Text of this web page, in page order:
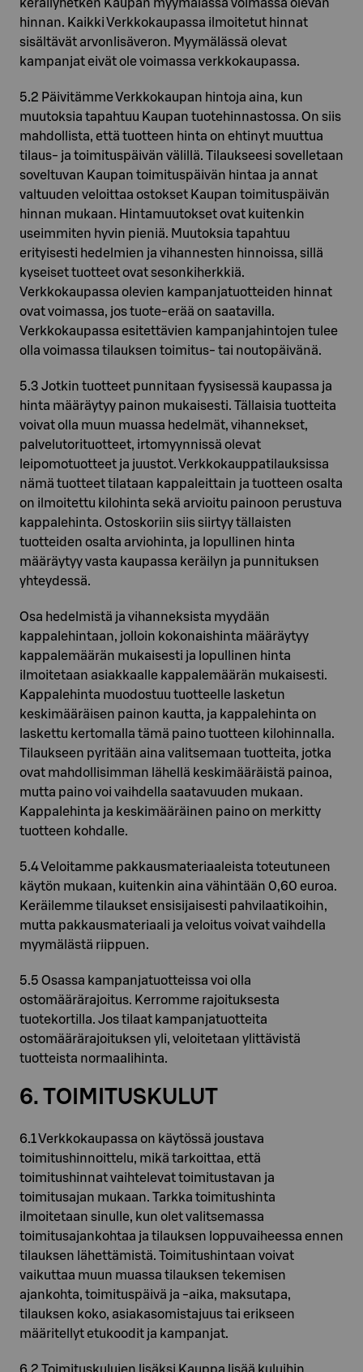
keräilyhetken Kaupan myymälässä voimassa olevan
hinnan. Kaikki Verkkokaupassa ilmoitetut hinnat
sisältävät arvonlisäveron. Myymälässä olevat
kampanjat eivät ole voimassa verkkokaupassa.
5.2 Päivitämme Verkkokaupan hintoja aina, kun
muutoksia tapahtuu Kaupan tuotehinnastossa. On siis
mahdollista, että tuotteen hinta on ehtinyt muuttua
tilaus- ja toimituspäivän välillä. Tilaukseesi sovelletaan
soveltuvan Kaupan toimituspäivän hintaa ja annat
valtuuden veloittaa ostokset Kaupan toimituspäivän
hinnan mukaan. Hintamuutokset ovat kuitenkin
useimmiten hyvin pieniä. Muutoksia tapahtuu
erityisesti hedelmien ja vihannesten hinnoissa, sillä
kyseiset tuotteet ovat sesonkiherkkiä.
Verkkokaupassa olevien kampanjatuotteiden hinnat
ovat voimassa, jos tuote-erää on saatavilla.
Verkkokaupassa esitettävien kampanjahintojen tulee
olla voimassa tilauksen toimitus- tai noutopäivänä.
5.3 Jotkin tuotteet punnitaan fyysisessä kaupassa ja
hinta määräytyy painon mukaisesti. Tällaisia tuotteita
voivat olla muun muassa hedelmät, vihannekset,
palvelutorituotteet, irtomyynnissä olevat
leipomotuotteet ja juustot. Verkkokauppatilauksissa
nämä tuotteet tilataan kappaleittain ja tuotteen osalta
on ilmoitettu kilohinta sekä arvioitu painoon perustuva
kappalehinta. Ostoskoriin siis siirtyy tällaisten
tuotteiden osalta arviohinta, ja lopullinen hinta
määräytyy vasta kaupassa keräilyn ja punnituksen
yhteydessä.
Osa hedelmistä ja vihanneksista myydään
kappalehintaan, jolloin kokonaishinta määräytyy
kappalemäärän mukaisesti ja lopullinen hinta
ilmoitetaan asiakkaalle kappalemäärän mukaisesti.
Kappalehinta muodostuu tuotteelle lasketun
keskimääräisen painon kautta, ja kappalehinta on
laskettu kertomalla tämä paino tuotteen kilohinnalla.
Tilaukseen pyritään aina valitsemaan tuotteita, jotka
ovat mahdollisimman lähellä keskimääräistä painoa,
mutta paino voi vaihdella saatavuuden mukaan.
Kappalehinta ja keskimääräinen paino on merkitty
tuotteen kohdalle.
5.4 Veloitamme pakkausmateriaaleista toteutuneen
käytön mukaan, kuitenkin aina vähintään 0,60 euroa.
Keräilemme tilaukset ensisijaisesti pahvilaatikoihin,
mutta pakkausmateriaali ja veloitus voivat vaihdella
myymälästä riippuen.
5.5 Osassa kampanjatuotteissa voi olla
ostomäärärajoitus. Kerromme rajoituksesta
tuotekortilla. Jos tilaat kampanjatuotteita
ostomäärärajoituksen yli, veloitetaan ylittävistä
tuotteista normaalihinta.
6. TOIMITUSKULUT
6.1 Verkkokaupassa on käytössä joustava
toimitushinnoittelu, mikä tarkoittaa, että
toimitushinnat vaihtelevat toimitustavan ja
toimitusajan mukaan. Tarkka toimitushinta
ilmoitetaan sinulle, kun olet valitsemassa
toimitusajankohtaa ja tilauksen loppuvaiheessa ennen
tilauksen lähettämistä. Toimitushintaan voivat
vaikuttaa muun muassa tilauksen tekemisen
ajankohta, toimituspäivä ja -aika, maksutapa,
tilauksen koko, asiakasomistajuus tai erikseen
määritellyt etukoodit ja kampanjat.
6.2 Toimituskulujen lisäksi Kauppa lisää kuluihin